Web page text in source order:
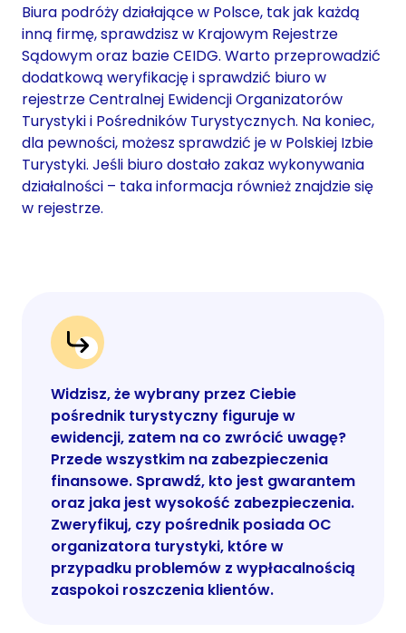
Biura podróży działające w Polsce, tak jak każdą
inną firmę, sprawdzisz w Krajowym Rejestrze
Sądowym oraz bazie CEIDG. Warto przeprowadzić
dodatkową weryfikację i sprawdzić biuro w
rejestrze Centralnej Ewidencji Organizatorów
Turystyki i Pośredników Turystycznych. Na koniec,
dla pewności, możesz sprawdzić je w Polskiej Izbie
Turystyki. Jeśli biuro dostało zakaz wykonywania
działalności – taka informacja również znajdzie się
w rejestrze.
Widzisz, że wybrany przez Ciebie
pośrednik turystyczny figuruje w
ewidencji, zatem na co zwrócić uwagę?
Przede wszystkim na zabezpieczenia
finansowe. Sprawdź, kto jest gwarantem
oraz jaka jest wysokość zabezpieczenia.
Zweryfikuj, czy pośrednik posiada OC
organizatora turystyki, które w
przypadku problemów z wypłacalnością
zaspokoi roszczenia klientów.